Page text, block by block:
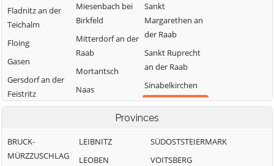
Fladnitz an der
Teichalm
Floing
Gasen
Gersdorf an der
Feistritz
Stenzengreith
Miesenbach bei
Birkfeld
Mitterdorf an der
Raab
Mortantsch
Naas
Passail
Kulm
Puch bei Weiz
Sankt
Margarethen an
der Raab
Sankt Ruprecht
an der Raab
Sinabelkirchen
Strallegg
Thannhausen
Weiz
Provinces
BRUCK-
MÜRZZUSCHLAG
LEIBNITZ
LEOBEN
SÜDOSTSTEIERMARK
VOITSBERG